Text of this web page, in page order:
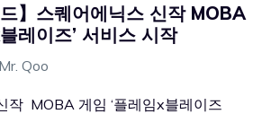
】스퀘어에닉스 신작 MOBA
레이즈’ 서비스 시작
Mr. Qoo
작 MOBA 게임 ‘플레임x블레이즈